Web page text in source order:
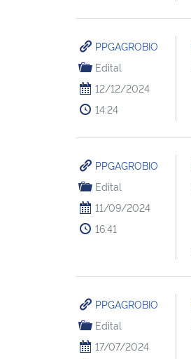
PPGAGROBIO
Edital
12/12/2024
14:24
PPGAGROBIO
Edital
11/09/2024
16:41
PPGAGROBIO
Edital
17/07/2024